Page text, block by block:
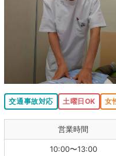
交通事故対応 土曜日OK 女
営業時間
10:00〜13:00